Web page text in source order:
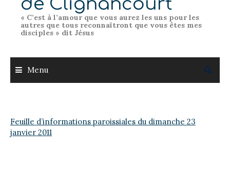
« C’est à l’amour que vous aurez les uns pour les
autres que tous reconnaîtront que vous êtes mes
disciples » dit Jésus
Menu
Feuille d’informations paroissiales du dimanche 23
janvier 2011